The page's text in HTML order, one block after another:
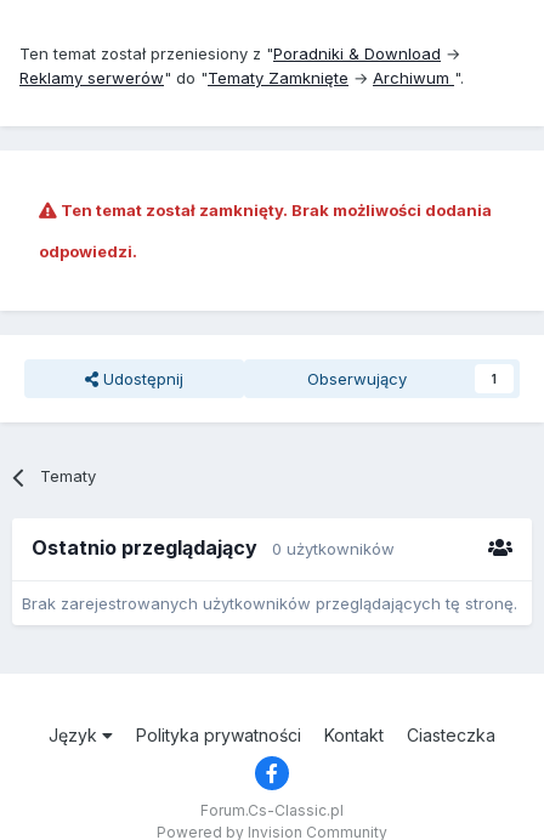
Ten temat został przeniesiony z "Poradniki & Download →
Reklamy serwerów" do "Tematy Zamknięte → Archiwum ".
Ten temat został zamknięty. Brak możliwości dodania
odpowiedzi.
Udostępnij Obserwujący 1
Tematy
Ostatnio przeglądający 0 użytkowników
Brak zarejestrowanych użytkowników przeglądających tę stronę.
Język Polityka prywatności Kontakt Ciasteczka
Forum.Cs-Classic.pl
Powered by Invision Community